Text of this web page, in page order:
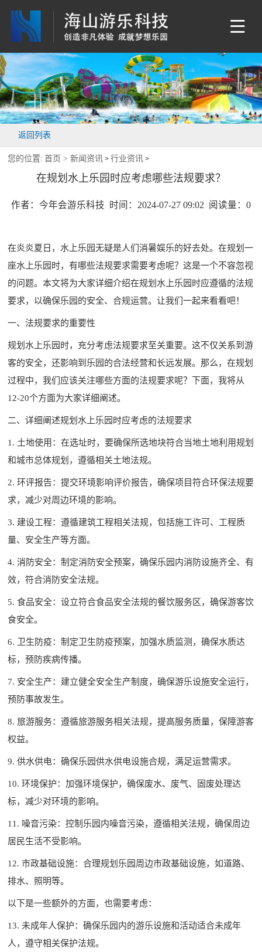
返回列表
您的位置: 首页 >新闻资讯 >行业资讯 >
在规划水上乐园时应考虑哪些法规要求？
作者：今年会游乐科技 时间：2024-07-27 09:02 阅读量： 0
在炎炎夏日，水上乐园无疑是人们消暑娱乐的好去处。在规划一
座水上乐园时，有哪些法规要求需要考虑呢？这是一个不容忽视
的问题。本文将为大家详细介绍在规划水上乐园时应遵循的法规
要求，以确保乐园的安全、合规运营。让我们一起来看看吧！
一、法规要求的重要性
规划水上乐园时，充分考虑法规要求至关重要。这不仅关系到游
客的安全，还影响到乐园的合法经营和长远发展。那么，在规划
过程中，我们应该关注哪些方面的法规要求呢？下面，我将从
12-20个方面为大家详细阐述。
二、详细阐述规划水上乐园时应考虑的法规要求
1. 土地使用：在选址时，要确保所选地块符合当地土地利用规划
和城市总体规划，遵循相关土地法规。
2. 环评报告：提交环境影响评价报告，确保项目符合环保法规要
求，减少对周边环境的影响。
3. 建设工程：遵循建筑工程相关法规，包括施工许可、工程质
量、安全生产等方面。
4. 消防安全：制定消防安全预案，确保乐园内消防设施齐全、有
效，符合消防安全法规。
5. 食品安全：设立符合食品安全法规的餐饮服务区，确保游客饮
食安全。
6. 卫生防疫：制定卫生防疫预案，加强水质监测，确保水质达
标，预防疾病传播。
7. 安全生产：建立健全安全生产制度，确保游乐设施安全运行，
预防事故发生。
8. 旅游服务：遵循旅游服务相关法规，提高服务质量，保障游客
权益。
9. 供水供电：确保乐园供水供电设施合规，满足运营需求。
10. 环境保护：加强环境保护，确保废水、废气、固废处理达
标，减少对环境的影响。
11. 噪音污染：控制乐园内噪音污染，遵循相关法规，确保周边
居民生活不受影响。
12. 市政基础设施：合理规划乐园周边市政基础设施，如道路、
排水、照明等。
以下是一些额外的方面，也需要考虑：
13. 未成年人保护：确保乐园内的游乐设施和活动适合未成年
人，遵守相关保护法规。